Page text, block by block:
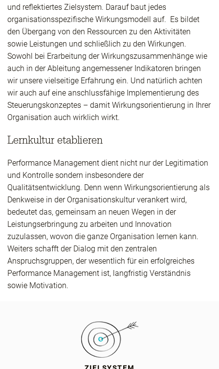
und reflektiertes Zielsystem. Darauf baut jedes
organisationsspezifische Wirkungsmodell auf. Es bildet
den Übergang von den Ressourcen zu den Aktivitäten
sowie Leistungen und schließlich zu den Wirkungen.
Sowohl bei Erarbeitung der Wirkungszusammenhänge wie
auch in der Ableitung angemessener Indikatoren bringen
wir unsere vielseitige Erfahrung ein. Und natürlich achten
wir auch auf eine anschlussfähige Implementierung des
Steuerungskonzeptes – damit Wirkungsorientierung in Ihrer
Organisation auch wirklich wirkt.
Lernkultur etablieren
Performance Management dient nicht nur der Legitimation
und Kontrolle sondern insbesondere der
Qualitätsentwicklung. Denn wenn Wirkungsorientierung als
Denkweise in der Organisationskultur verankert wird,
bedeutet das, gemeinsam an neuen Wegen in der
Leistungserbringung zu arbeiten und Innovation
zuzulassen, wovon die ganze Organisation lernen kann.
Weiters schafft der Dialog mit den zentralen
Anspruchsgruppen, der wesentlich für ein erfolgreiches
Performance Management ist, langfristig Verständnis
sowie Motivation.